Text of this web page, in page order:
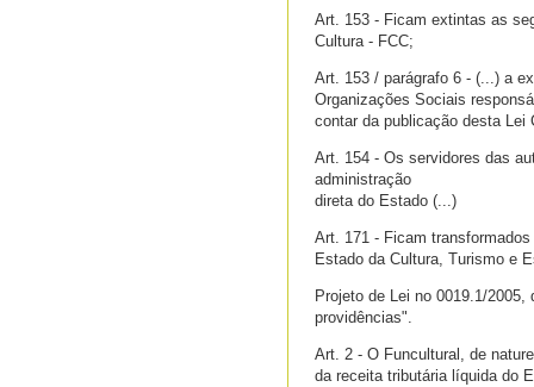
Art. 153 - Ficam extintas as
Cultura - FCC;
Art. 153 / parágrafo 6 - (...) a
Organizações Sociais
contar da publicação desta Lei
Art. 154 - Os servidores das
administração
direta do Estado (...)
Art. 171 - Ficam
Estado da Cultura, Turismo e
Projeto de Lei no 0019.1/
providências".
Art. 2 - O Funcultural, de
da receita tributária líquida do